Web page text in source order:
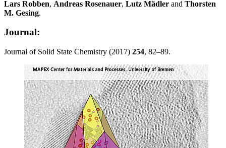
Lars Robben, Andreas Rosenauer, Lutz Mädler and Thorsten
M. Gesing.
Journal:
Journal of Solid State Chemistry (2017) 254, 82–89.